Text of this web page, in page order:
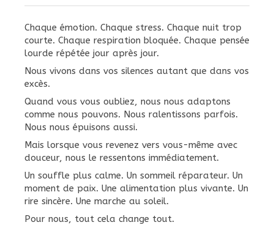
Chaque émotion. Chaque stress. Chaque nuit trop
courte. Chaque respiration bloquée. Chaque pensée
lourde répétée jour après jour.
Nous vivons dans vos silences autant que dans vos
excès.
Quand vous vous oubliez, nous nous adaptons
comme nous pouvons. Nous ralentissons parfois.
Nous nous épuisons aussi.
Mais lorsque vous revenez vers vous-même avec
douceur, nous le ressentons immédiatement.
Un souffle plus calme. Un sommeil réparateur. Un
moment de paix. Une alimentation plus vivante. Un
rire sincère. Une marche au soleil.
Pour nous, tout cela change tout.